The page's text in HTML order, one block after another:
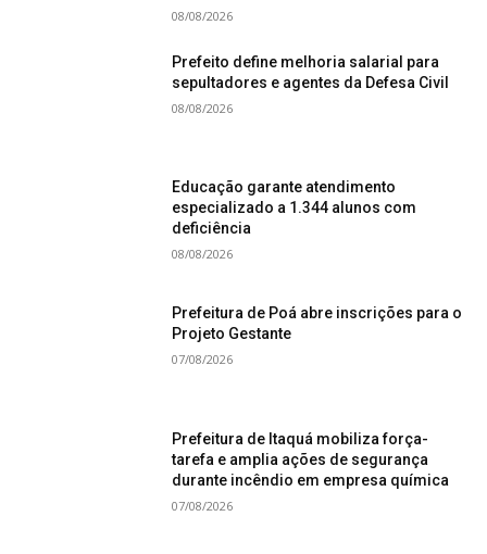
08/08/2026
Prefeito define melhoria salarial para
sepultadores e agentes da Defesa Civil
08/08/2026
Educação garante atendimento
especializado a 1.344 alunos com
deficiência
08/08/2026
Prefeitura de Poá abre inscrições para o
Projeto Gestante
07/08/2026
Prefeitura de Itaquá mobiliza força-
tarefa e amplia ações de segurança
durante incêndio em empresa química
07/08/2026